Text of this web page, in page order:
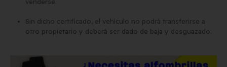
Sin dicho certificado, el vehículo no podrá transferirse a
otro propietario y deberá ser dado de baja y desguazado.